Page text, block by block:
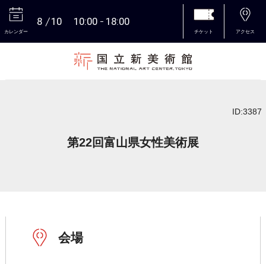
カレンダー
8 10 10:00 18:00
チケット アクセス
ID:3387
第22回富山県女性美術展
会場